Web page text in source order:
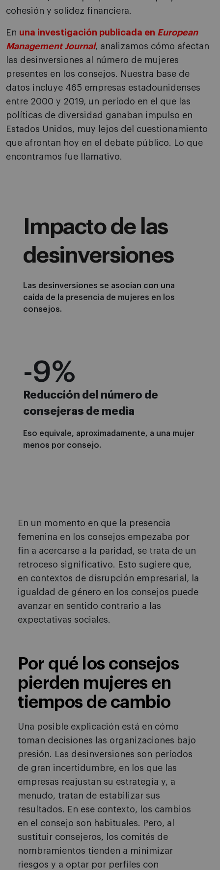
cohesión y solidez financiera.
En una investigación publicada en European
Management Journal, analizamos cómo afectan
las desinversiones al número de mujeres
presentes en los consejos. Nuestra base de
datos incluye 465 empresas estadounidenses
entre 2000 y 2019, un período en el que las
políticas de diversidad ganaban impulso en
Estados Unidos, muy lejos del cuestionamiento
que afrontan hoy en el debate público. Lo que
encontramos fue llamativo.
Impacto de las
desinversiones
Las desinversiones se asocian con una
caída de la presencia de mujeres en los
consejos.
-10%
Reducción del número de
consejeras de media
Eso equivale, aproximadamente, a una mujer
menos por consejo.
En un momento en que la presencia
femenina en los consejos empezaba por
fin a acercarse a la paridad, se trata de un
retroceso significativo. Esto sugiere que,
en contextos de disrupción empresarial, la
igualdad de género en los consejos puede
avanzar en sentido contrario a las
expectativas sociales.
Por qué los consejos
pierden mujeres en
tiempos de cambio
Una posible explicación está en cómo
toman decisiones las organizaciones bajo
presión. Las desinversiones son períodos
de gran incertidumbre, en los que las
empresas reajustan su estrategia y, a
menudo, tratan de estabilizar sus
resultados. En ese contexto, los cambios
en el consejo son habituales. Pero, al
sustituir consejeros, los comités de
nombramientos tienden a minimizar
riesgos y a optar por perfiles con